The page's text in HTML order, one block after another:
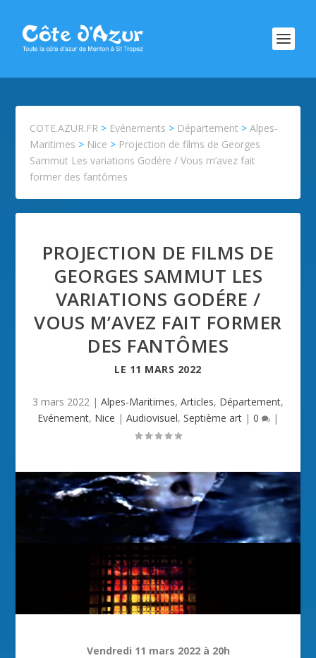
COTE.AZUR.FR > Evénements > Département >Alpes-
Maritimes > Nice > Projection de films de Georges
Sammut Les variations Godére / Vous m’avez fait
former des fantômes
PROJECTION DE FILMS DE
GEORGES SAMMUT LES
VARIATIONS GODÉRE /
VOUS M’AVEZ FAIT FORMER
DES FANTÔMES
LE 11 MARS 2022
3 mars 2022 | Alpes-Maritimes, Articles, Département,
Evénement, Nice | Audiovisuel, Septième art | 0 |
Vendredi 11 mars 2022 à 20h